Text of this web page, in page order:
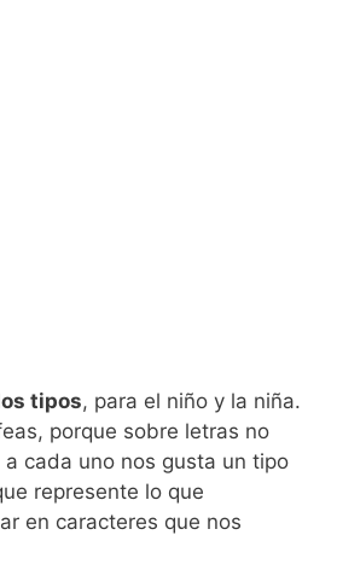
tipos, para el niño y la niña.
porque sobre letras no
cada uno nos gusta un tipo
represente lo que
en caracteres que nos